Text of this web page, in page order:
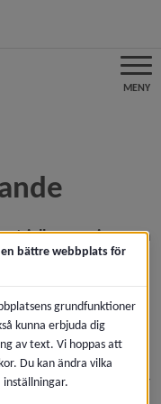
MENY
i brödsmulenavigeringen
expansion som
elektrifiering.
arbetstillfällen
i de nordligaste
är en reell
på arbetskraft och
emot fler människor
bättre webbplats för
grundfunktioner
kunna erbjuda dig
av text. Vi hoppas att
Du kan ändra vilka
inställningar.